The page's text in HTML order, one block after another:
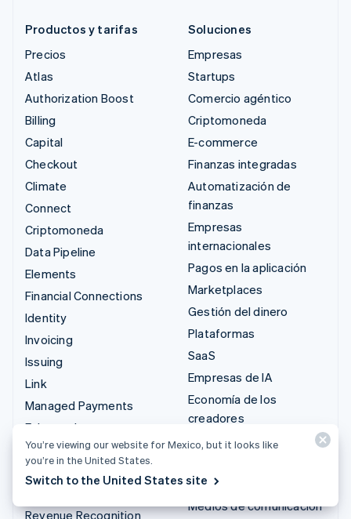
Productos y tarifas
Precios
Atlas
Authorization Boost
Billing
Capital
Checkout
Climate
Connect
Criptomoneda
Data Pipeline
Elements
Financial Connections
Identity
Invoicing
Issuing
Link
Managed Payments
Enlaces de pago
Payments
Payouts
Revenue Recognition
Soluciones
Empresas
Startups
Comercio agéntico
Criptomoneda
E-commerce
Finanzas integradas
Automatización de
finanzas
Empresas
internacionales
Pagos en la aplicación
Marketplaces
Gestión del dinero
Plataformas
SaaS
Empresas de IA
Economía de los
creadores
Juegos
Seguros
Medios de comunicación
You’re viewing our website for Mexico, but it looks like
you’re in the United States.
Switch to the United States site